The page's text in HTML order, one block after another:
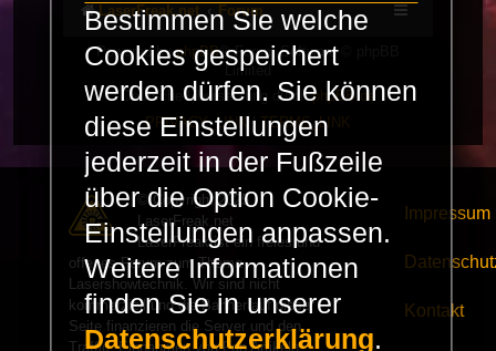
LaserFreak.net Forum
Powered byphpBB® Forum Software © phpBB
Limited
Deutsche Übersetzung durchphpBB.de
PRIVACY_LINK | TERMS_LINK
© Copyright 2025 -
LaserFreak.net
LaserFreak ist ein freies und
offenes Forum zum Thema
Lasershowtechnik. Wir sind nicht
kommerziell und die Banner auf dieser
Seite finanzieren die Server und den
Traffic. Einnahmen von Fan Artikeln
Impressum
Kontakt
Bestimmen Sie welche
Cookies gespeichert
werden dürfen. Sie können
diese Einstellungen
jederzeit in der Fußzeile
über die Option Cookie-
Einstellungen anpassen.
Weitere Informationen
finden Sie in unserer
Datenschutzerklärung.